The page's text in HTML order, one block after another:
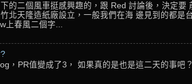
的二個風車挺感興趣的，跟 Red 討論後，決定
北天隆造紙廠設立，一般我們在海 邊見到的都是
上春風二個字...
，PR值變成了3， 如果真的是也是這二天的事吧